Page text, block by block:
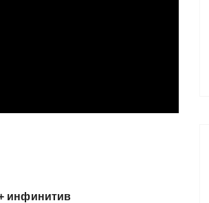
инфинитив